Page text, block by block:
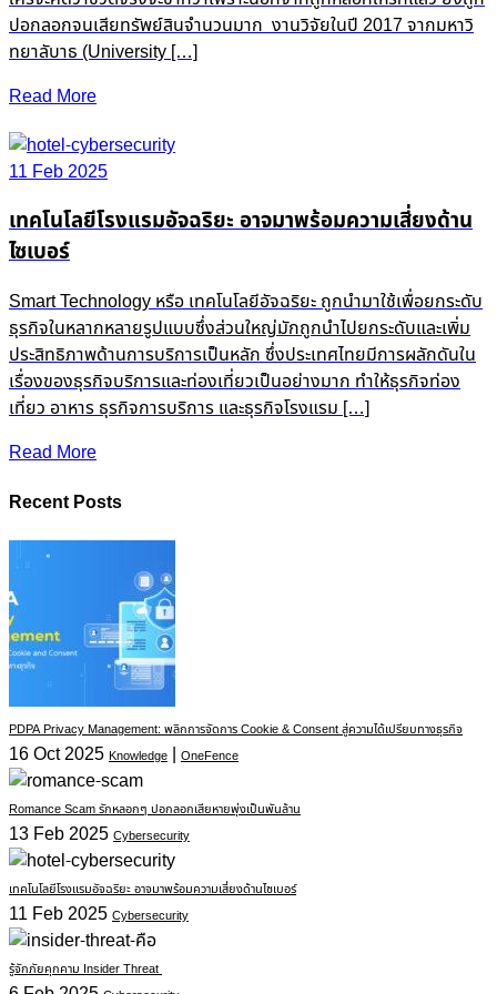
ปอกลอกจนเสียทรัพย์สินจำนวนมาก งานวิจัยในปี 2017 จากมหาวิ
ทยาลับาธ (University […]
Read More
11 Feb 2025
เทคโนโลยีโรงแรมอัจฉริยะ อาจมาพร้อมความเสี่ยงด้าน
ไซเบอร์
Smart Technology หรือ เทคโนโลยีอัจฉริยะ ถูกนำมาใช้เพื่อยกระดับ
ธุรกิจในหลากหลายรูปแบบซึ่งส่วนใหญ่มักถูกนำไปยกระดับและเพิ่ม
ประสิทธิภาพด้านการบริการเป็นหลัก ซึ่งประเทศไทยมีการผลักดันใน
เรื่องของธุรกิจบริการและท่องเที่ยวเป็นอย่างมาก ทำให้ธุรกิจท่อง
เที่ยว อาหาร ธุรกิจการบริการ และธุรกิจโรงแรม […]
Read More
Recent Posts
PDPA Privacy Management: พลิกการจัดการ Cookie & Consent สู่ความได้เปรียบทางธุรกิจ
16 Oct 2025 Knowledge | OneFence
Romance Scam รักหลอกๆ ปอกลอกเสียหายพุ่งเป็นพันล้าน
13 Feb 2025 Cybersecurity
เทคโนโลยีโรงแรมอัจฉริยะ อาจมาพร้อมความเสี่ยงด้านไซเบอร์
11 Feb 2025 Cybersecurity
รู้จักภัยคุกคาม Insider Threat